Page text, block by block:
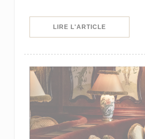
LIRE L'ARTICLE((OUVRE